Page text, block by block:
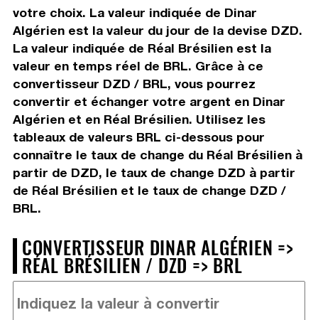
votre choix. La valeur indiquée de Dinar
Algérien est la valeur du jour de la devise DZD.
La valeur indiquée de Réal Brésilien est la
valeur en temps réel de BRL. Grâce à ce
convertisseur DZD / BRL, vous pourrez
convertir et échanger votre argent en Dinar
Algérien et en Réal Brésilien. Utilisez les
tableaux de valeurs BRL ci-dessous pour
connaître le taux de change du Réal Brésilien à
partir de DZD, le taux de change DZD à partir
de Réal Brésilien et le taux de change DZD /
BRL.
CONVERTISSEUR DINAR ALGÉRIEN =>
RÉAL BRÉSILIEN / DZD => BRL